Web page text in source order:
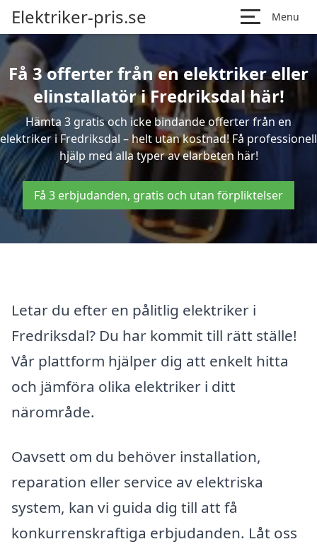
Elektriker-pris.se Menu
Få 3 offerter från en elektriker eller
elinstallatör i Fredriksdal här!
Hämta 3 gratis och icke bindande offerter från en
elektriker i Fredriksdal – helt utan kostnad! Få professionell
hjälp med alla typer av elarbeten här!
Få 3 erbjudanden, gratis och utan förpliktelser
Letar du efter en pålitlig elektriker i
Fredriksdal? Du har kommit till rätt ställe!
Vår plattform hjälper dig att enkelt hitta
och jämföra olika elektriker i ditt
närområde.
Oavsett om du behöver installation,
reparation eller service av elektriska
system, kan vi guida dig till att få
konkurrenskraftiga erbjudanden. Låt oss